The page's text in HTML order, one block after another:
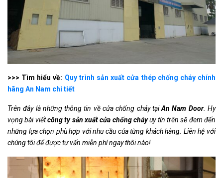
>>> Tìm hiểu về: Quy trình sản xuất cửa thép chống cháy chính
hãng An Nam chi tiết
Trên đây là những thông tin về cửa chống cháy tạiAn Nam Door. Hy
vọng bài viếtcông ty sản xuất cửa chống cháyuy tín trên sẽ đem đến
những lựa chọn phù hợp với nhu cầu của từng khách hàng. Liên hệ với
chúng tôi để được tư vấn miễn phí ngay thôi nào!